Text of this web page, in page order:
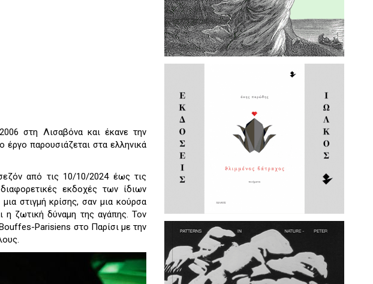
στη Λισαβόνα και έκανε την
παρουσιάζεται στα ελληνικά
από τις 10/10/2024 έως τις
εκδοχές των ίδιων
στιγμή κρίσης, σαν μια κούρσα
η ζωτική δύναμη της αγάπης. Toν
Parisiens στο Παρίσι με την